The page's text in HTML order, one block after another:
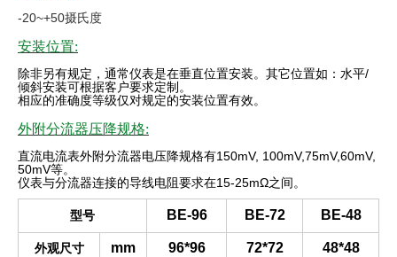
-20~+50摄氏度
安装位置:
除非另有规定，通常仪表是在垂直位置安装。其它位置如：水平/
倾斜安装可根据客户要求定制。
相应的准确度等级仅对规定的安装位置有效。
外附分流器压降规格:
直流电流表外附分流器电压降规格有150mV, 100mV,75mV,60mV,
50mV等。
仪表与分流器连接的导线电阻要求在15-25mΩ之间。
型号 BE-96 BE-72 BE-48
外观尺寸 mm 96*96 72*72 48*48